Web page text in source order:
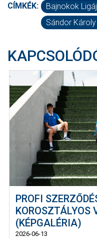
CÍMKÉK:
Bajnokok
Sándor
PROFI
KOROSZTÁLYOS
(KÉPGALÉRIA)
2026-06-13